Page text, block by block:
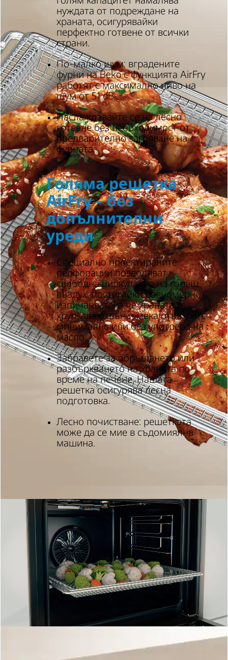
нуждата от подреждане на
храната, осигурявайки
перфектно готвене от всички
страни.
По-малко шум: вградените
фурни на Beko с функцията AirFry
работят с максимално ниво на
шум от 51 dB.
Наслаждавайте се на лесно
готвене без необходимост от
предварително загряване на
фурната.
Голяма решетка
AirFry - без
допълнителни
уреди
Специално проектираните
перфорации позволяват
свободна циркулация на горещ
въздух, постигайки равномерно
изпичане, така че храната е
хрупкава отвън и мека отвътре, с
минимална или без употреба на
масло.
Забравете за обръщането или
разбъркването на храната по
време на печене. Нашата
решетка осигурява лесна
подготовка.
Лесно почистване: решетката
може да се мие в съдомиялна
машина.